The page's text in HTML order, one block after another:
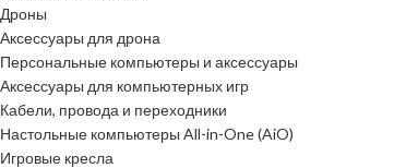
Дроны
Аксессуары для дрона
Персональные компьютеры и аксессуары
Аксессуары для компьютерных игр
Кабели, провода и переходники
Настольные компьютеры All-in-One (AiO)
Игровые кресла